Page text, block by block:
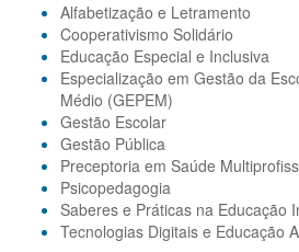
Alfabetização e Letramento
Cooperativismo Solidário
Educação Especial e Inclusiva
Especialização em Gestão da
Médio (GEPEM)
Gestão Escolar
Gestão Pública
Preceptoria em Saúde
Psicopedagogia
Saberes e Práticas na Educação
Tecnologias Digitais e Educação